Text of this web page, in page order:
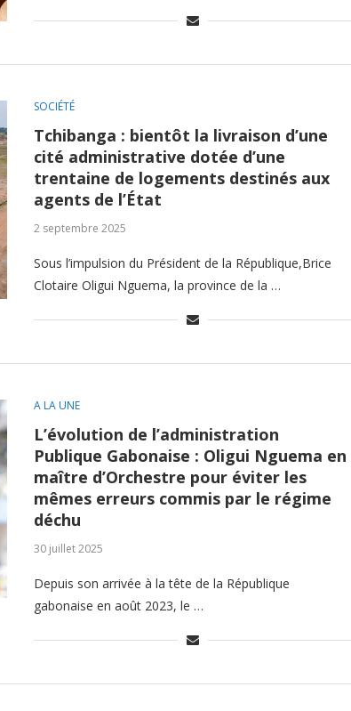
SOCIÉTÉ
Tchibanga : bientôt la livraison d’une
cité administrative dotée d’une
trentaine de logements destinés aux
agents de l’État
2 septembre 2025
Sous l’impulsion du Président de la République,Brice
Clotaire Oligui Nguema, la province de la …
A LA UNE
L’évolution de l’administration
Publique Gabonaise : Oligui Nguema en
maître d’Orchestre pour éviter les
mêmes erreurs commis par le régime
déchu
30 juillet 2025
Depuis son arrivée à la tête de la République
gabonaise en août 2023, le …